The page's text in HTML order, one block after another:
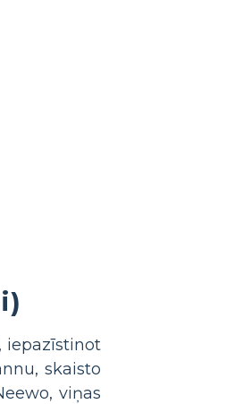
iepazīstinot
skaisto
viņas